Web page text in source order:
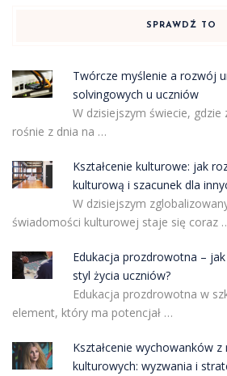
SPRAWDŹ TO
Twórcze myślenie a rozwój
solvingowych u uczniów
W dzisiejszym świecie,
rośnie z dnia na …
Kształcenie kulturowe: jak
kulturową i szacunek dla
W dzisiejszym
świadomości kulturowej staje się coraz
Edukacja prozdrowotna –
styl życia uczniów?
Edukacja prozdrowotna w
element, który ma potencjał …
Kształcenie wychowanków
kulturowych: wyzwania i